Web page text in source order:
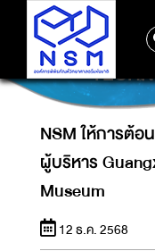
NSM ให้การต้อ
บริหาร
NSM ให้การต้อ
ผู้บริหาร
Museum
12 ธ.ค. 2568